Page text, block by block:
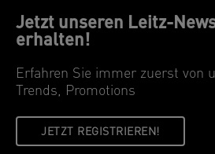
Jetzt unseren Leitz-
erhalten!
Erfahren Sie immer zuerst von
Trends, Promotions
JETZT REGISTRIEREN!